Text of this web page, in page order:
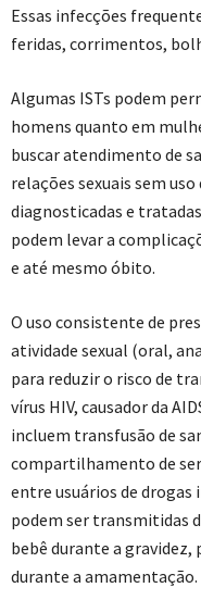
Essas infecções
feridas, corrimentos,
Algumas ISTs podem
homens quanto em
buscar atendimento de
relações sexuais sem
diagnosticadas e
podem levar a
e até mesmo óbito.
O uso consistente de
atividade sexual (oral,
para reduzir o risco de
vírus HIV, causador da
incluem transfusão de
compartilhamento de
entre usuários de drogas
podem ser transmitidas
bebê durante a gravidez,
durante a amamentação.